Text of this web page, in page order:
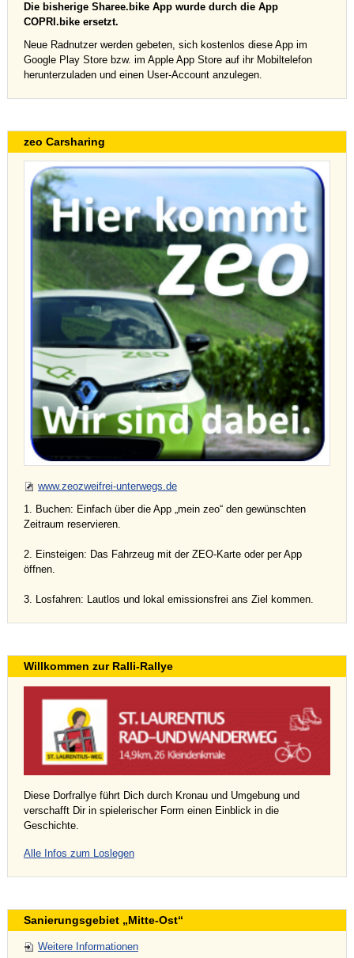
Die bisherige Sharee.bike App wurde durch die App
COPRI.bike ersetzt.
Neue Radnutzer werden gebeten, sich kostenlos diese App im
Google Play Store bzw. im Apple App Store auf ihr Mobiltelefon
herunterzuladen und einen User-Account anzulegen.
zeo Carsharing
www.zeozweifrei-unterwegs.de
1. Buchen: Einfach über die App „mein zeo“ den gewünschten
Zeitraum reservieren.
2. Einsteigen: Das Fahrzeug mit der ZEO-Karte oder per App
öffnen.
3. Losfahren: Lautlos und lokal emissionsfrei ans Ziel kommen.
Willkommen zur Ralli-Rallye
Diese Dorfrallye führt Dich durch Kronau und Umgebung und
verschafft Dir in spielerischer Form einen Einblick in die
Geschichte.
Alle Infos zum Loslegen
Sanierungsgebiet „Mitte-Ost“
Weitere Informationen